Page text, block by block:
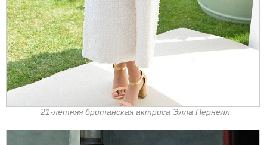
21-летняя британская актриса Элла Пернелл